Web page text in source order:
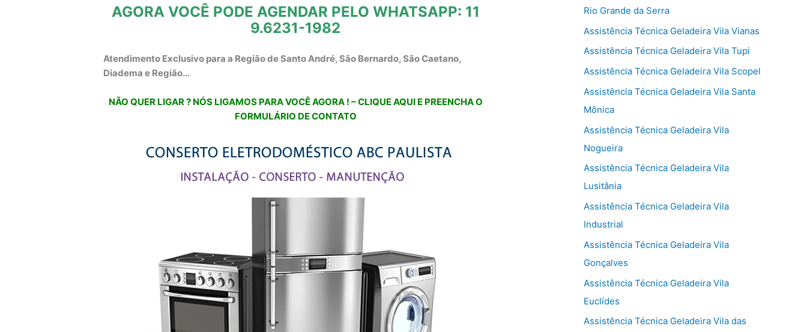
AGORA VOCÊ PODE AGENDAR PELO WHATSAPP: 11
9.6231-1982
Atendimento Exclusivo para a Região de Santo André, São Bernardo, São Caetano,
Diadema e Região…
NÃO QUER LIGAR ? NÓS LIGAMOS PARA VOCÊ AGORA ! – CLIQUE AQUI E PREENCHA O
FORMULÁRIO DE CONTATO
Rio Grande da Serra
Assistência Técnica Geladeira Vila Vianas
Assistência Técnica Geladeira Vila Tupi
Assistência Técnica Geladeira Vila Scopel
Assistência Técnica Geladeira Vila Santa
Mônica
Assistência Técnica Geladeira Vila
Nogueira
Assistência Técnica Geladeira Vila
Lusitânia
Assistência Técnica Geladeira Vila
Industrial
Assistência Técnica Geladeira Vila
Gonçalves
Assistência Técnica Geladeira Vila
Euclídes
Assistência Técnica Geladeira Vila das